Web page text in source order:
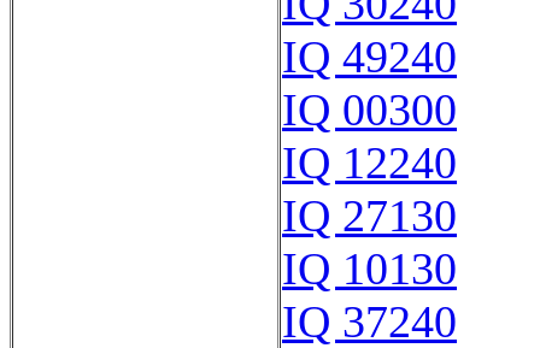
IQ 49240
IQ 00300
IQ 12240
IQ 27130
IQ 10130
IQ 37240